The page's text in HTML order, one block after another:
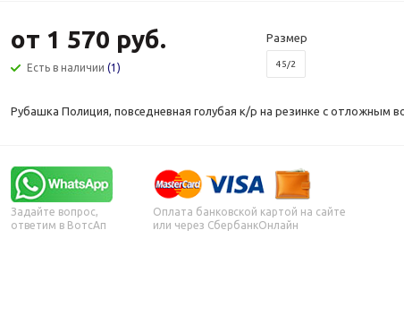
от 1 570 руб.
Есть в наличии(1)
Размер
45/2
Рубашка Полиция, повседневная голубая к/р на резинке с отложным
Задайте вопрос,
ответим в ВотсАп
Оплата банковской картой на сайте
или через СбербанкОнлайн